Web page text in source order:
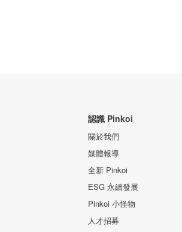
認識 Pinkoi
關於我們
媒體報導
全新 Pinkoi
ESG 永續發展
Pinkoi 小怪物
人才招募